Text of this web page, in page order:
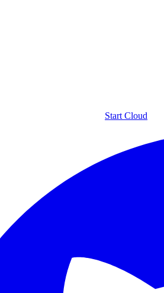
Start Cloud